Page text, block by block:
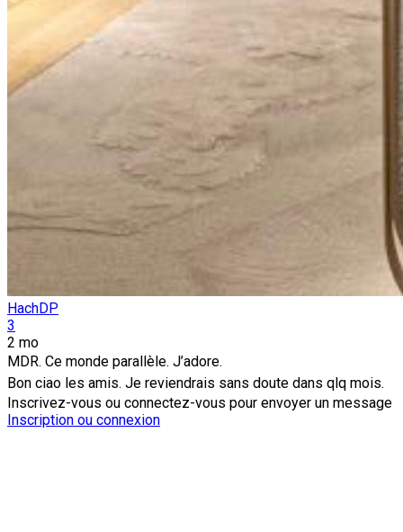
HachDP
3
2 mo
MDR. Ce monde parallèle. J’adore.
Bon ciao les amis. Je reviendrais sans doute dans qlq mois.
Inscrivez-vous ou connectez-vous pour envoyer un message
Inscription ou connexion